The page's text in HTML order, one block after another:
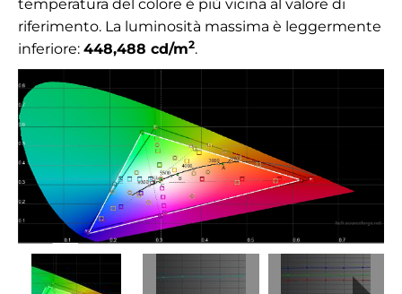
temperatura del colore è più vicina al valore di
riferimento. La luminosità massima è leggermente
inferiore: 448,488 cd/m2.